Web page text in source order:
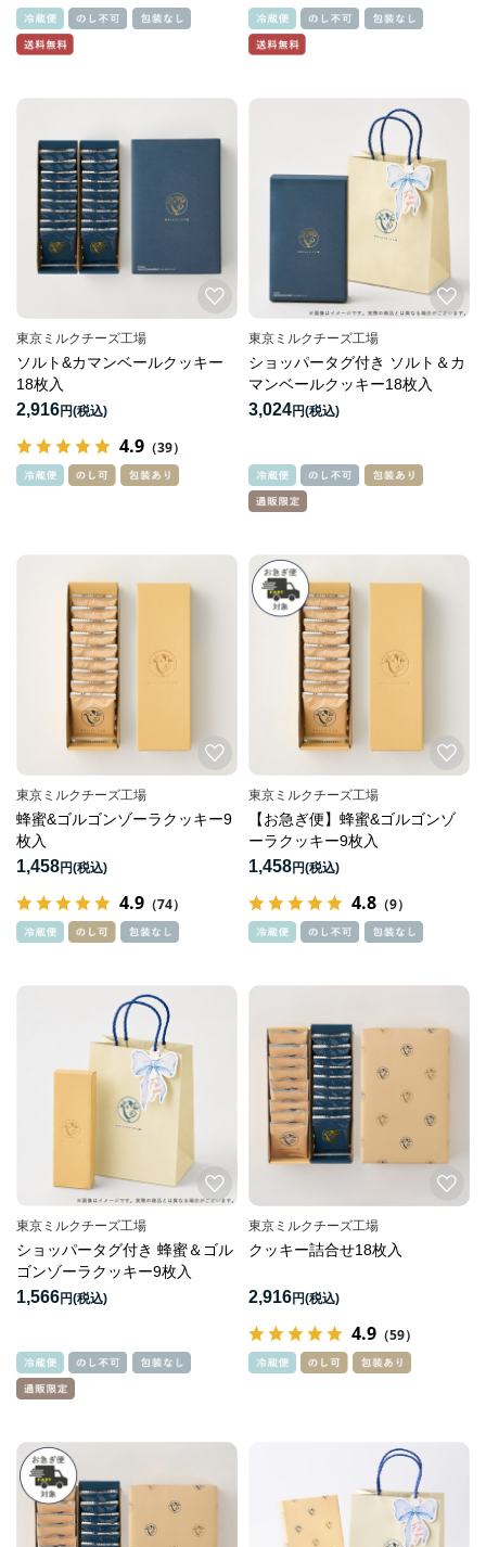
東京ミルクチーズ工場
ソルト&カマンベールクッキー
18枚入
2,916円
4.9 （39）
東京ミルクチーズ工場
ショッパータグ付き ソルト＆カ
マンベールクッキー18枚入
3,024円
東京ミルクチーズ工場
蜂蜜&ゴルゴンゾーラクッキー9
枚入
1,458円
4.9 （74）
東京ミルクチーズ工場
【お急ぎ便】蜂蜜&ゴルゴンゾ
ーラクッキー9枚入
1,458円
4.8 （9）
東京ミルクチーズ工場
ショッパータグ付き 蜂蜜＆ゴル
ゴンゾーラクッキー9枚入
1,566円
東京ミルクチーズ工場
クッキー詰合せ18枚入
2,916円
4.9 （59）